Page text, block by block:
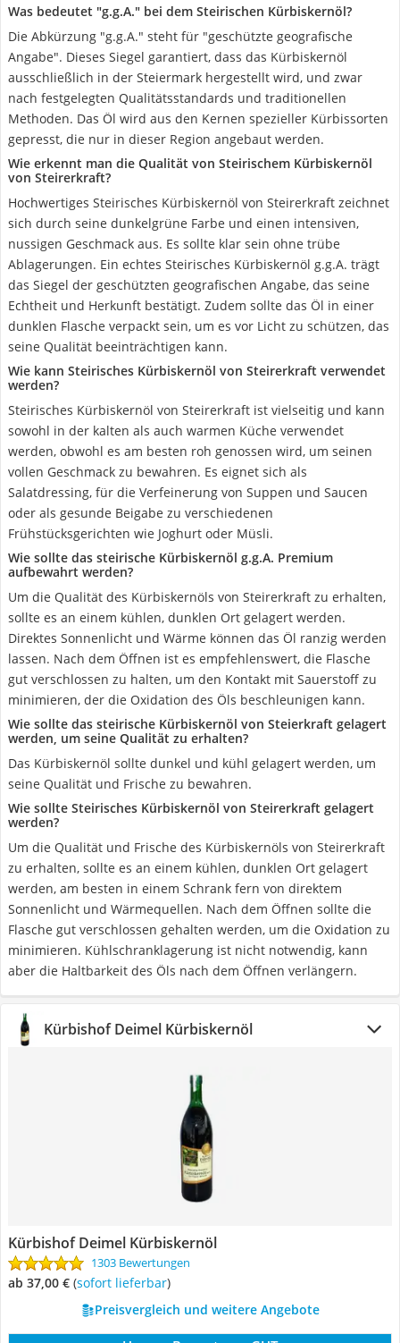
Was bedeutet "g.g.A." bei dem Steirischen Kürbiskernöl?
Die Abkürzung "g.g.A." steht für "geschützte geografische
Angabe". Dieses Siegel garantiert, dass das Kürbiskernöl
ausschließlich in der Steiermark hergestellt wird, und zwar
nach festgelegten Qualitätsstandards und traditionellen
Methoden. Das Öl wird aus den Kernen spezieller Kürbissorten
gepresst, die nur in dieser Region angebaut werden.
Wie erkennt man die Qualität von Steirischem Kürbiskernöl
von Steirerkraft?
Hochwertiges Steirisches Kürbiskernöl von Steirerkraft zeichnet
sich durch seine dunkelgrüne Farbe und einen intensiven,
nussigen Geschmack aus. Es sollte klar sein ohne trübe
Ablagerungen. Ein echtes Steirisches Kürbiskernöl g.g.A. trägt
das Siegel der geschützten geografischen Angabe, das seine
Echtheit und Herkunft bestätigt. Zudem sollte das Öl in einer
dunklen Flasche verpackt sein, um es vor Licht zu schützen, das
seine Qualität beeinträchtigen kann.
Wie kann Steirisches Kürbiskernöl von Steirerkraft verwendet
werden?
Steirisches Kürbiskernöl von Steirerkraft ist vielseitig und kann
sowohl in der kalten als auch warmen Küche verwendet
werden, obwohl es am besten roh genossen wird, um seinen
vollen Geschmack zu bewahren. Es eignet sich als
Salatdressing, für die Verfeinerung von Suppen und Saucen
oder als gesunde Beigabe zu verschiedenen
Frühstücksgerichten wie Joghurt oder Müsli.
Wie sollte das steirische Kürbiskernöl g.g.A. Premium
aufbewahrt werden?
Um die Qualität des Kürbiskernöls von Steirerkraft zu erhalten,
sollte es an einem kühlen, dunklen Ort gelagert werden.
Direktes Sonnenlicht und Wärme können das Öl ranzig werden
lassen. Nach dem Öffnen ist es empfehlenswert, die Flasche
gut verschlossen zu halten, um den Kontakt mit Sauerstoff zu
minimieren, der die Oxidation des Öls beschleunigen kann.
Wie sollte das steirische Kürbiskernöl von Steierkraft gelagert
werden, um seine Qualität zu erhalten?
Das Kürbiskernöl sollte dunkel und kühl gelagert werden, um
seine Qualität und Frische zu bewahren.
Wie sollte Steirisches Kürbiskernöl von Steirerkraft gelagert
werden?
Um die Qualität und Frische des Kürbiskernöls von Steirerkraft
zu erhalten, sollte es an einem kühlen, dunklen Ort gelagert
werden, am besten in einem Schrank fern von direktem
Sonnenlicht und Wärmequellen. Nach dem Öffnen sollte die
Flasche gut verschlossen gehalten werden, um die Oxidation zu
minimieren. Kühlschranklagerung ist nicht notwendig, kann
aber die Haltbarkeit des Öls nach dem Öffnen verlängern.
Kürbishof Deimel Kürbiskernöl
Kürbishof Deimel Kürbiskernöl
1303 Bewertungen
ab 37,00 € ( Sofort lieferbar)
Preisvergleich und weitere Angebote